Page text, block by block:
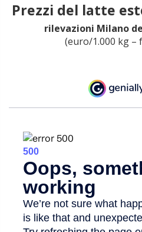
Prezzi del latte
rilevazioni Milano
(euro/1.000 kg –